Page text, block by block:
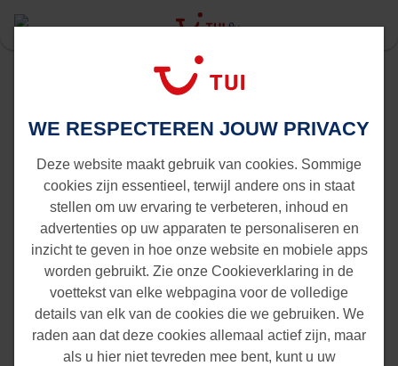
Murcia-Corvera
Oostende naar Murcia-Corvera
Vluchten van Oostende naar
Murcia-Corvera
WE RESPECTEREN JOUW PRIVACY
Deze website maakt gebruik van cookies. Sommige
cookies zijn essentieel, terwijl andere ons in staat
stellen om uw ervaring te verbeteren, inhoud en
advertenties op uw apparaten te personaliseren en
inzicht te geven in hoe onze website en mobiele apps
worden gebruikt. Zie onze Cookieverklaring in de
voettekst van elke webpagina voor de volledige
details van elk van de cookies die we gebruiken. We
raden aan dat deze cookies allemaal actief zijn, maar
als u hier niet tevreden mee bent, kunt u uw